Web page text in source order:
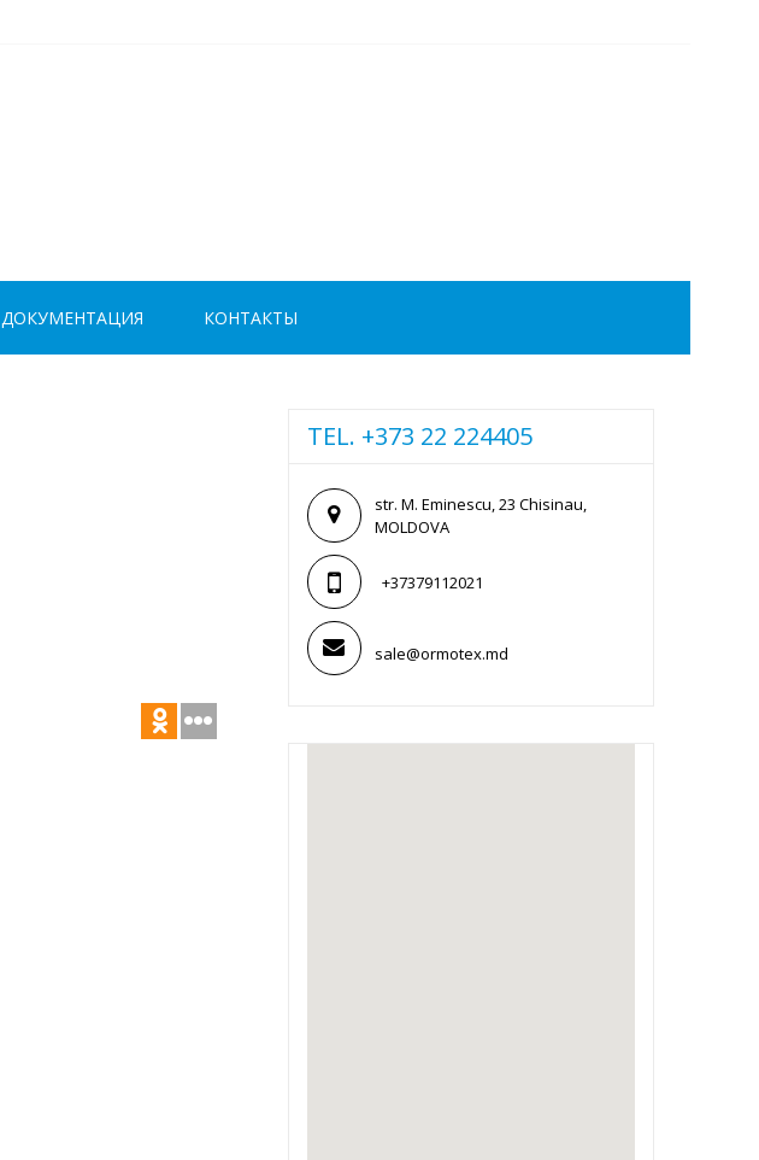
ДОКУМЕНТАЦИЯ КОНТАКТЫ
TEL. +373 22 224405
str. M. Eminescu, 23 Chisinau,
MOLDOVA
+37379112021
sale@ormotex.md